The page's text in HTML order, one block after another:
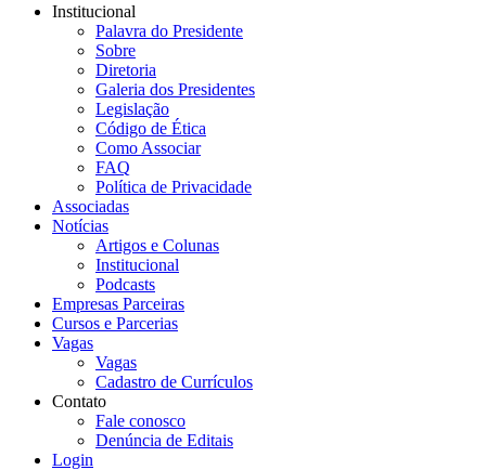
Institucional
Palavra do Presidente
Sobre
Diretoria
Galeria dos Presidentes
Legislação
Código de Ética
Como Associar
FAQ
Política de Privacidade
Associadas
Notícias
Artigos e Colunas
Institucional
Podcasts
Empresas Parceiras
Cursos e Parcerias
Vagas
Vagas
Cadastro de Currículos
Contato
Fale conosco
Denúncia de Editais
Login